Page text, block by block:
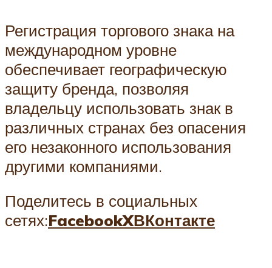
Регистрация торгового знака на
международном уровне
обеспечивает географическую
защиту бренда, позволяя
владельцу использовать знак в
различных странах без опасения
его незаконного использования
другими компаниями.
Поделитесь в социальных
сетях:FacebookXВКонтакте